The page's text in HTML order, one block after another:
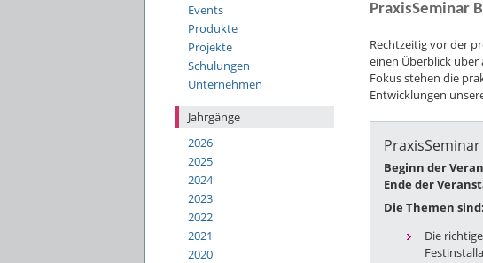
Events
Produkte
Projekte
Schulungen
Unternehmen
Jahrgänge
2026
2025
2024
2023
2022
2021
2020
PraxisSeminar
Rechtzeitig vor der
einen Überblick
Fokus stehen die
Entwicklungen
Beginn der
Ende der
Die Themen sind:
Die